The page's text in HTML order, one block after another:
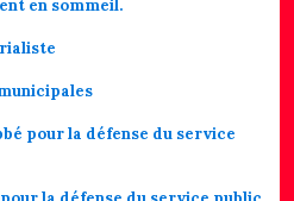
en sommeil.
pour la défense du service